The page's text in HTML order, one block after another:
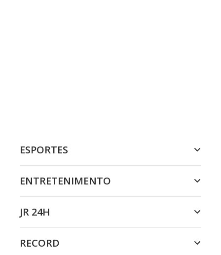
ESPORTES
ENTRETENIMENTO
JR 24H
RECORD